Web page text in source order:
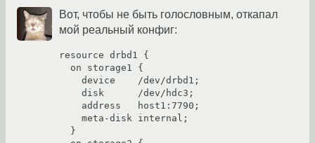
Вот, чтобы не быть голословным, откапал
мой реальный конфиг:
resource drbd1 {